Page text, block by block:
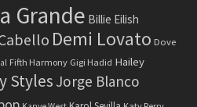
Grande Billie Eilish
Demi Lovato Dove
Fifth Harmony Gigi Hadid Hailey
Styles Jorge Blanco